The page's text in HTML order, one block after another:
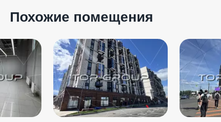
Похожие помещения